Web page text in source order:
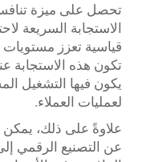
تحصل على ميزة
الاستجابة السريعة
قياسية تعزز
تكون هذه الاستجابة
يكون فيها التشغيل
لعمليات العملاء.
علاوةً على ذلك، يمكن
عن التصنيع الرقمي